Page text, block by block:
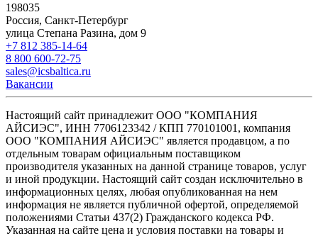
198035
Россия, Санкт-Петербург
улица Степана Разина, дом 9
+7 812 385-14-64
8 800 600-72-75
sales@icsbaltica.ru
Вакансии
Настоящий сайт принадлежит ООО "КОМПАНИЯ
АЙСИЭС", ИНН 7706123342 / КПП 770101001, компания
ООО "КОМПАНИЯ АЙСИЭС" является продавцом, а по
отдельным товарам официальным поставщиком
производителя указанных на данной странице товаров, услуг
и иной продукции. Настоящий сайт создан исключительно в
информационных целях, любая опубликованная на нем
информация не является публичной офертой, определяемой
положениями Статьи 437(2) Гражданского кодекса РФ.
Указанная на сайте цена и условия поставки на товары и